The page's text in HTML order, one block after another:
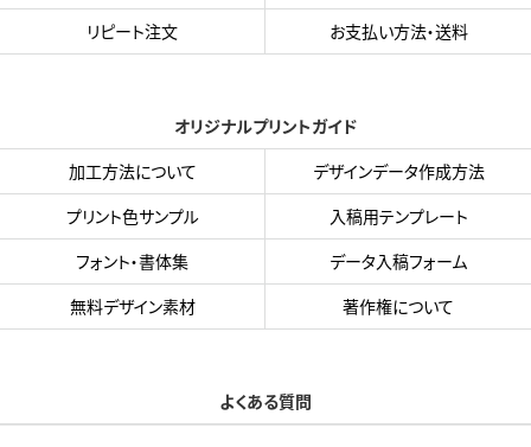
リピート注文
お支払い方法・送料
オリジナルプリントガイド
加工方法について
デザインデータ作成方法
プリント色サンプル
入稿用テンプレート
フォント・書体集
データ入稿フォーム
無料デザイン素材
著作権について
よくある質問